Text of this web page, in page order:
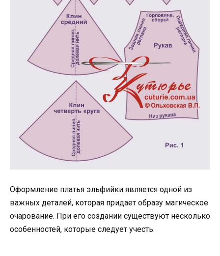
Оформление платья эльфийки является одной из
важных деталей, которая придает образу магическое
очарование. При его создании существуют несколько
особенностей, которые следует учесть.